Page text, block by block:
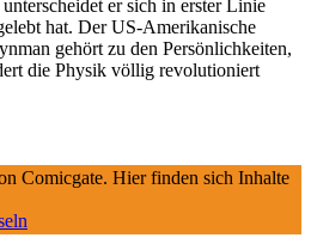
er sich in erster Linie
hat. Der US-Amerikanische
gehört zu den Persönlichkeiten,
die Physik völlig revolutioniert
Comicgate. Hier finden sich Inhalte